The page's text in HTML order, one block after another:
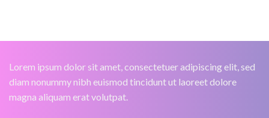
Lorem ipsum dolor sit amet, consectetuer adipiscing elit, sed
diam nonummy nibh euismod tincidunt ut laoreet dolore
magna aliquam erat volutpat.